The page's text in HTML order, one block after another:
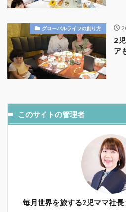
グローバルライフの創り方
2
ア
このサイトの管理者
毎月世界を旅する2児ママ社